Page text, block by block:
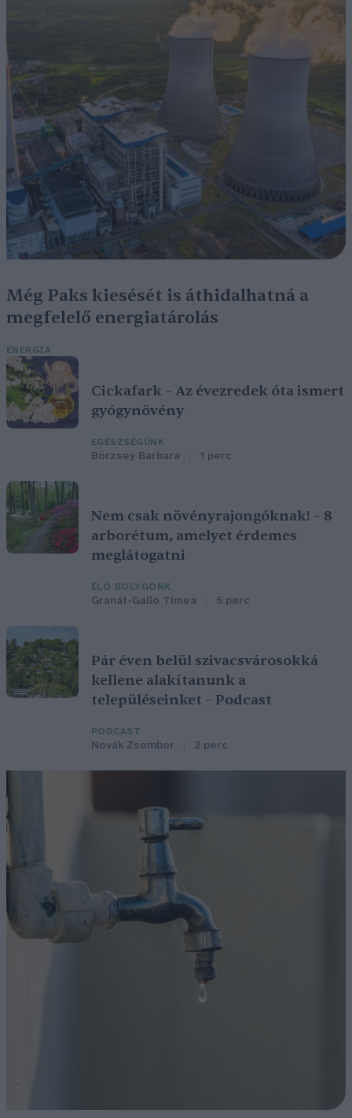
Még Paks kiesését is áthidalhatná a
megfelelő energiatárolás
ENERGIA
Cickafark – Az évezredek óta ismert
gyógynövény
EGÉSZSÉGÜNK
Börzsey Barbara 1 perc
Nem csak növényrajongóknak! – 8
arborétum, amelyet érdemes
meglátogatni
ÉLŐ BOLYGÓNK
Granát-Galló Tímea 5 perc
Pár éven belül szivacsvárosokká
kellene alakítanunk a
településeinket – Podcast
PODCAST
Novák Zsombor 2 perc